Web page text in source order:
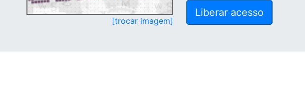
[trocar imagem]